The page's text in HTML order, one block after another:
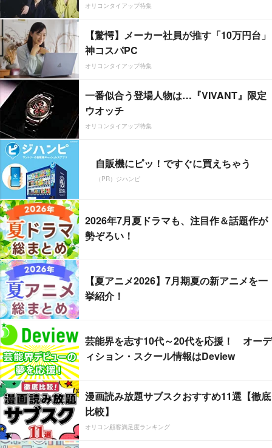
オリコンタイアップ特集
【驚愕】メーカー社員が推す「10万円台」
神コスパPC
オリコンタイアップ特集
一番似合う登場人物は…『VIVANT』限定
ウオッチ
オリコンタイアップ特集
自販機にピッ！ですぐに買えちゃう
（PR）ジハンピ
2026年7月夏ドラマも、注目作＆話題作が
勢ぞろい！
【夏アニメ2026】7月期夏の新アニメを一
挙紹介！
芸能界を志す10代～20代を応援！ オーデ
ィション・スクール情報はDeview
漫画読み放題サブスクおすすめ11選【徹底
比較】
オリコン顧客満足度ランキング